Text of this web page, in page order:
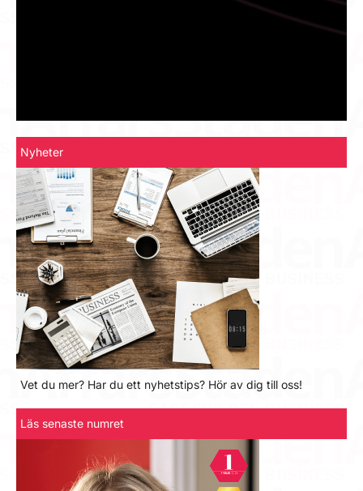
Nyheter
Vet du mer? Har du ett nyhetstips? Hör av dig till oss!
Läs senaste numret